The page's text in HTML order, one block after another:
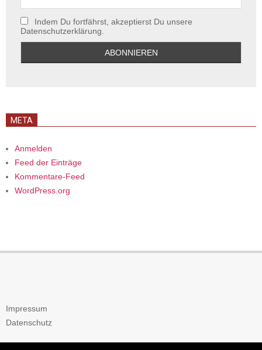
Indem Du fortfährst, akzeptierst Du unsere
Datenschutzerklärung.
META
Anmelden
Feed der Einträge
Kommentare-Feed
WordPress.org
Impressum
Datenschutz